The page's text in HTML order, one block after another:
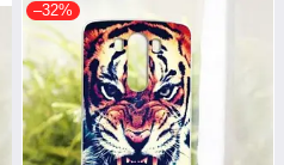
–32%